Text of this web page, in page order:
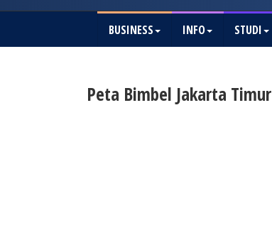
BUSINESS INFO STUDI
Peta Bimbel Jakarta Timur